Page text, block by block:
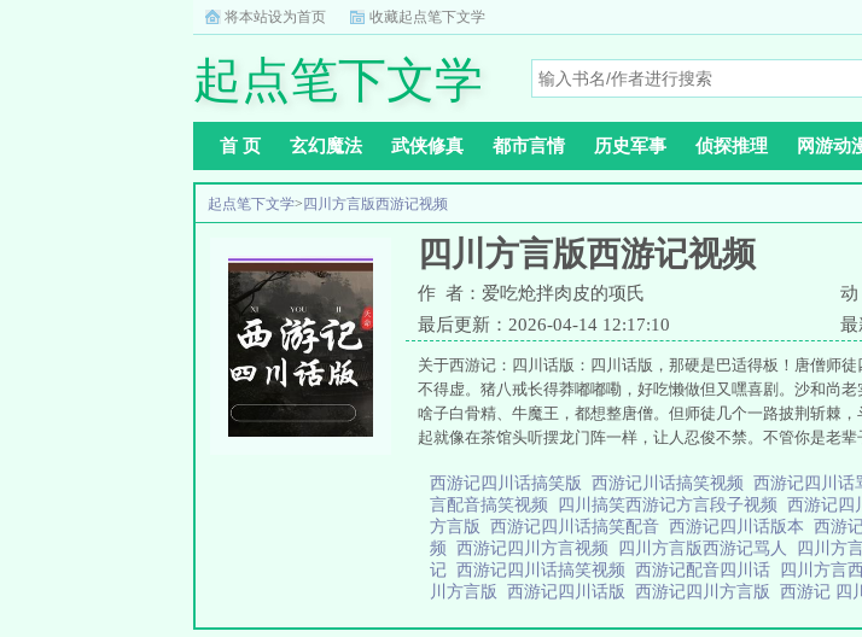
将本站设为首页 收藏起点笔下文学
起点笔下文学
首 页 玄幻魔法 武侠修真 都市言情 历史军事 侦探推理 网游动
起点笔下文学> 四川方言版西游记视频
四川方言版西游记视频
作 者：爱吃炝拌肉皮的项氏 动
最后更新：2026-04-14 12:17:10
最
关于西游记：四川话版：四川话版，那硬是巴适得板！唐僧师
不得虚。猪八戒长得莽嘟嘟嘞，好吃懒做但又嘿喜剧。沙和尚
啥子白骨精、牛魔王，都想整唐僧。但师徒几个一路披荆斩棘
起就像在茶馆头听摆龙门阵一样，让人忍俊不禁。不管你是老
西游记四川话搞笑版 西游记川话搞笑视频 西游记四川话
言配音搞笑视频
四川搞笑西游记方言段子视频 西游记四
方言版 西游记四川话搞笑配音 西游记四川话版本 西游
频 西游记四川方言视频 四川方言版西游记骂人 四川方
记 西游记四川话搞笑视频 西游记配音四川话 四川方言
川方言版 西游记四川话版 西游记四川方言版 西游记 四